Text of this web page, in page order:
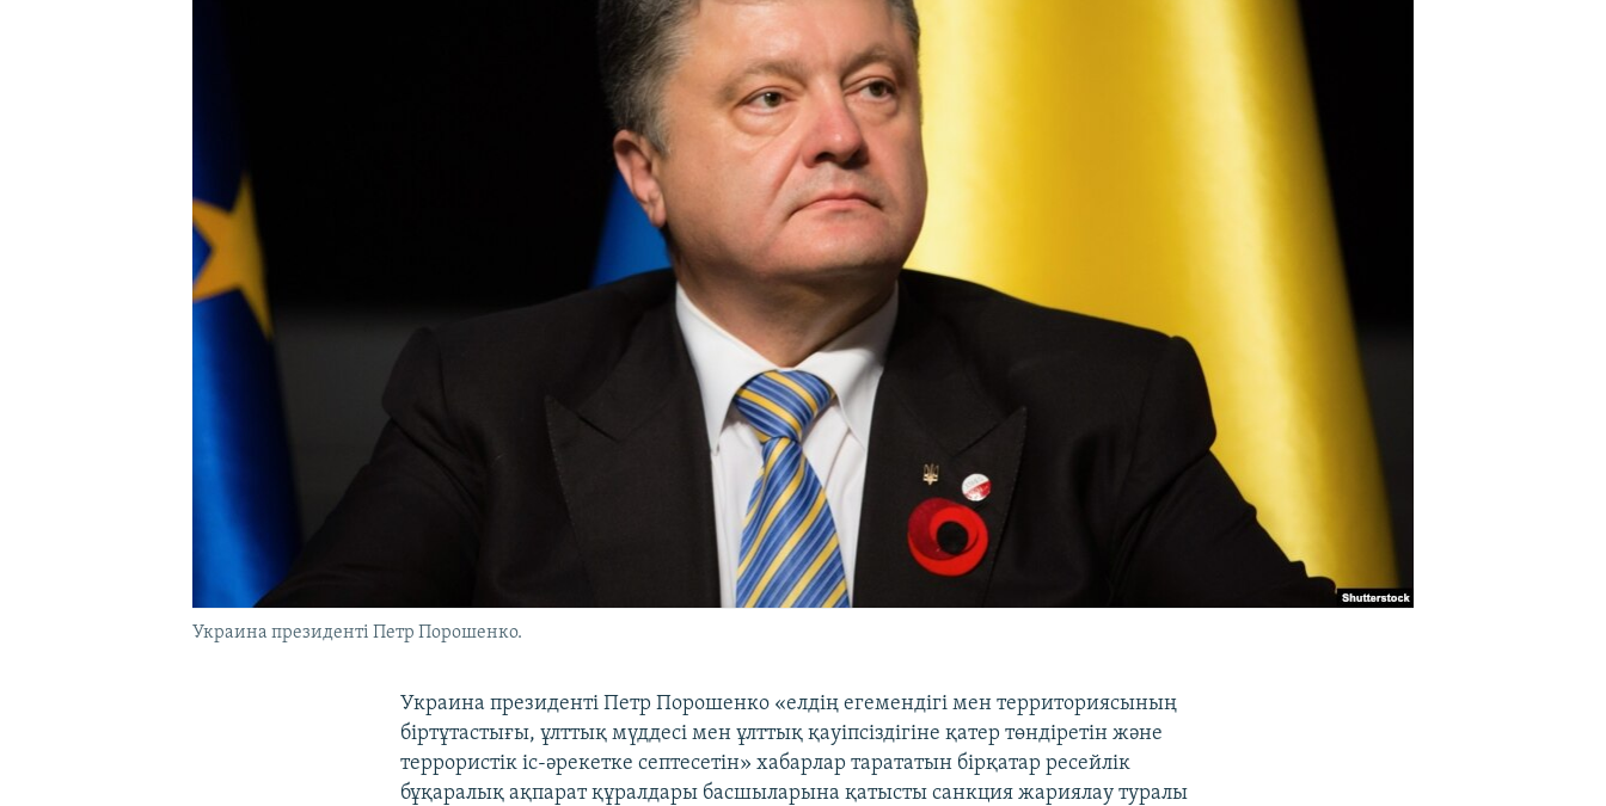
Украина президенті Петр Порошенко.
Украина президенті Петр Порошенко «елдің егемендігі мен территориясының
біртұтастығы, ұлттық мүддесі мен ұлттық қауіпсіздігіне қатер төндіретін және
террористік іс-әрекетке септесетін» хабарлар тарататын бірқатар ресейлік
бұқаралық ақпарат құралдары басшыларына қатысты санкция жариялау туралы